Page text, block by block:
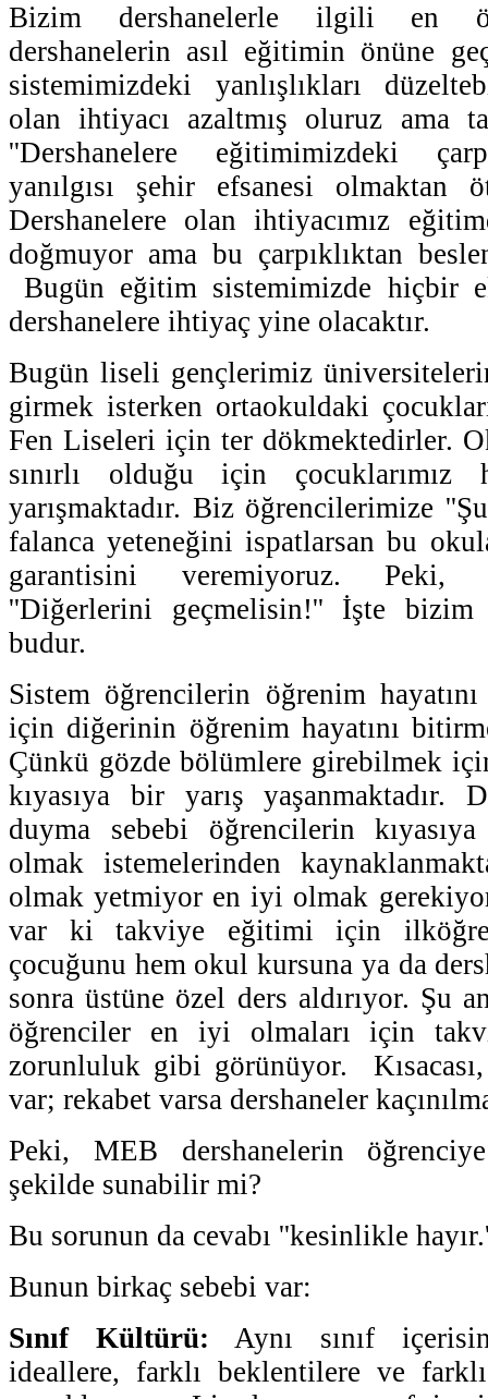
Bizim dershanelerle ilgili en
dershanelerin asıl eğitimin önüne
sistemimizdeki yanlışlıkları
olan ihtiyacı azaltmış oluruz ama
''Dershanelere eğitimimizdeki
yanılgısı şehir efsanesi olmaktan
Dershanelere olan ihtiyacımız
doğmuyor ama bu çarpıklıktan
Bugün eğitim sistemimizde hiçbir
dershanelere ihtiyaç yine olacaktır.
Bugün liseli gençlerimiz
girmek isterken ortaokuldaki
Fen Liseleri için ter dökmektedirler.
sınırlı olduğu için
yarışmaktadır. Biz öğrencilerimize
falanca yeteneğini ispatlarsan bu
garantisini veremiyoruz. Peki,
''Diğerlerini geçmelisin!'' İşte bizim
budur.
Sistem öğrencilerin öğrenim
için diğerinin öğrenim hayatını
Çünkü gözde bölümlere girebilmek
kıyasıya bir yarış yaşanmaktadır.
duyma sebebi öğrencilerin
olmak istemelerinden
olmak yetmiyor en iyi olmak
var ki takviye eğitimi için
çocuğunu hem okul kursuna ya da
sonra üstüne özel ders aldırıyor. Şu
öğrenciler en iyi olmaları için
zorunluluk gibi görünüyor. Kısacası,
var; rekabet varsa dershaneler
Peki, MEB dershanelerin
şekilde sunabilir mi?
Bu sorunun da cevabı ''kesinlikle
Bunun birkaç sebebi var:
Sınıf Kültürü: Aynı sınıf
ideallere, farklı beklentilere ve